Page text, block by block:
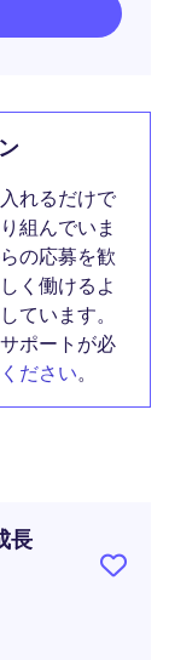
れるだけで
組んでいま
の応募を歓
く働けるよ
ています。
ポートが必
ださい。
長